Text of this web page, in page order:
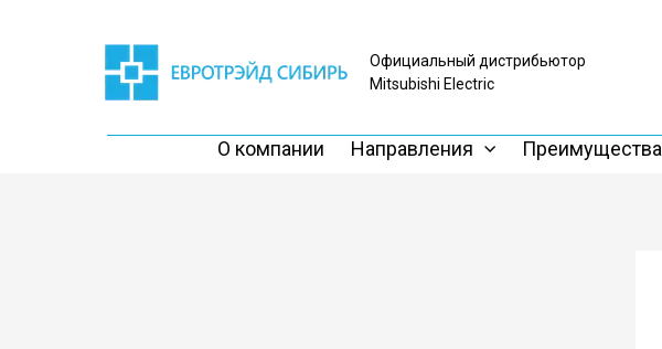
Официальный дистрибьютор
Mitsubishi Electric
О компании Направления Преимущества